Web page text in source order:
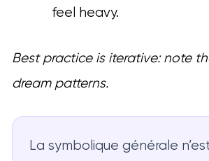
feel heavy.
Best practice is iterative: note
dream patterns.
La symbolique générale